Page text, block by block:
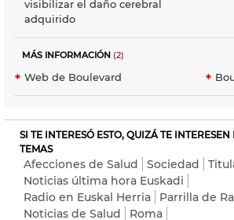
visibilizar el daño cerebral
adquirido
MÁS INFORMACIÓN (2)
Web de Boulevard
SI TE INTERESÓ ESTO, QUIZÁ TE INTERESEN
TEMAS
Afecciones de Salud Sociedad
Noticias última hora Euskadi
Radio en Euskal Herria
Parrilla de
Noticias de Salud
Roma